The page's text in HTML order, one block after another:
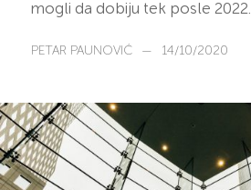
mogli da dobiju tek posle 2022.
PETAR PAUNOVIĆ — 14/10/2020